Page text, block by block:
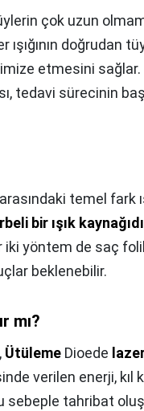
çok uzun
ışığının doğrudan
etmesini
tedavi sürecinin
temel fark
bir ışık
iki yöntem de saç
beklenebilir.
mı?
Ütüleme Dioede
verilen enerji,
sebeple tahribat